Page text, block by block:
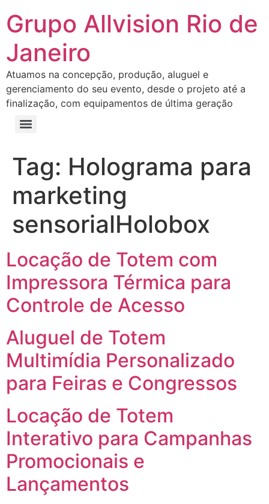
Grupo Allvision Rio de
Janeiro
Atuamos na concepção, produção, aluguel e
gerenciamento do seu evento, desde o projeto até a
finalização, com equipamentos de última geração
Tag: Holograma para
marketing
sensorialHolobox
Locação de Totem com
Impressora Térmica para
Controle de Acesso
Aluguel de Totem
Multimídia Personalizado
para Feiras e Congressos
Locação de Totem
Interativo para Campanhas
Promocionais e
Lançamentos